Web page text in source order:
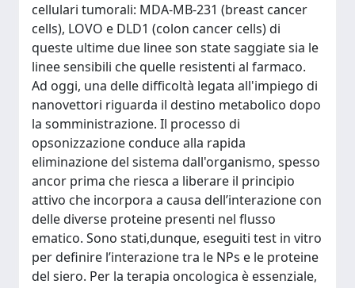
cellulari tumorali: MDA-MB-231 (breast cancer
cells), LOVO e DLD1 (colon cancer cells) di
queste ultime due linee son state saggiate sia le
linee sensibili che quelle resistenti al farmaco.
Ad oggi, una delle difficoltà legata all'impiego di
nanovettori riguarda il destino metabolico dopo
la somministrazione. Il processo di
opsonizzazione conduce alla rapida
eliminazione del sistema dall'organismo, spesso
ancor prima che riesca a liberare il principio
attivo che incorpora a causa dell’interazione con
delle diverse proteine presenti nel flusso
ematico. Sono stati,dunque, eseguiti test in vitro
per definire l’interazione tra le NPs e le proteine
del siero. Per la terapia oncologica è essenziale,